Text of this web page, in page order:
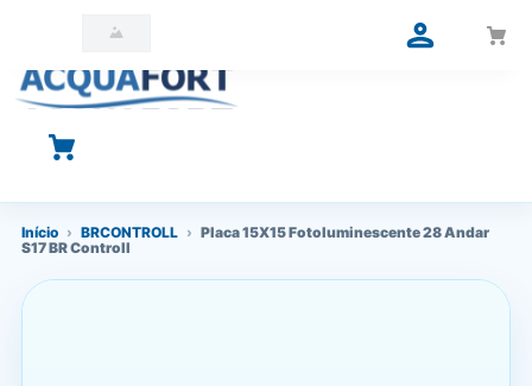
O que você está procurando?
Início › BRCONTROLL › Placa 15X15 Fotoluminescente 28 Andar
S17 BR Controll